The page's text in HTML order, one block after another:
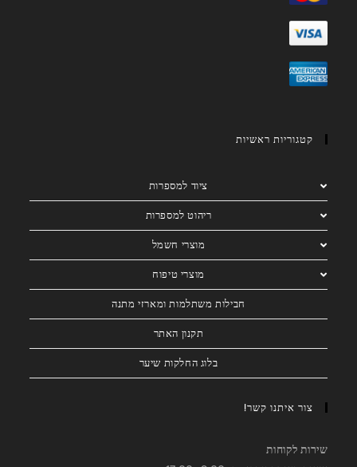
קטגוריות ראשיות
ציוד למספרות
ריהוט למספרות
מוצרי חשמל
מוצרי טיפוח
חבילות משתלמות ומארזי מתנה
תקנון האתר
בלוג החלקות שיער
צור איתנו קשר!
שירות לקוחות